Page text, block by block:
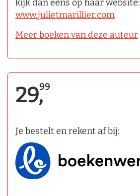
kijk dan eens op haar website:
www.julietmarillier.com
Meer boeken van deze auteur
29,99
Je bestelt en rekent af bij: